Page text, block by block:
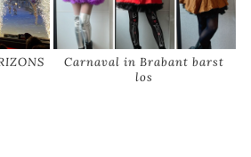
Carnaval in Brabant barst
los